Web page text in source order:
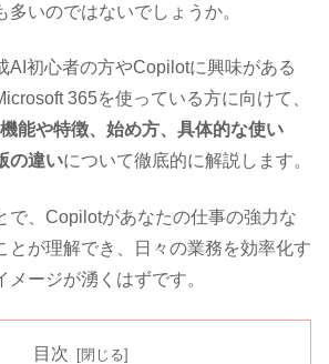
多いのではないでしょうか。
AI初心者の方やCopilotに興味がある
365を使っている方に向けて、
能や特徴、始め方、具体的な使い
の違いについて徹底的に解説します。
で、Copilotがあなたの仕事の強力な
とが理解でき、日々の業務を効率化す
メージが湧くはずです。
目次